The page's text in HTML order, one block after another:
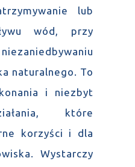
lub
wód, przy
naturalnego. To
i niezbyt
które
korzyści i dla
Wystarczy